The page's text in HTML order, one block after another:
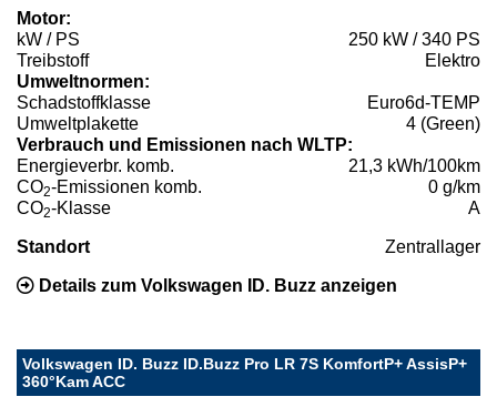
Motor:
kW / PS
250 kW / 340 PS
Treibstoff
Elektro
Umweltnormen:
Schadstoffklasse
Euro6d-TEMP
Umweltplakette
4 (Green)
Verbrauch und Emissionen nach WLTP:
Energieverbr. komb.
21,3 kWh/100km
CO2-Emissionen komb.
0 g/km
CO2-Klasse A
Standort Zentrallager
Details zum Volkswagen ID. Buzz anzeigen
Volkswagen ID. Buzz ID.Buzz Pro LR 7S KomfortP+ AssisP+
360°Kam ACC